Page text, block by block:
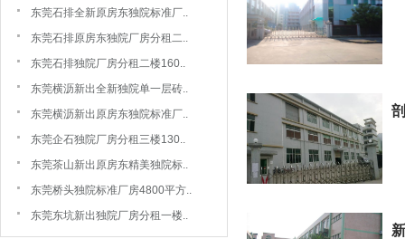
东莞石排全新原房东独院标准厂..
东莞石排原房东独院厂房分租二..
东莞石排独院厂房分租二楼160..
东莞横沥新出全新独院单一层砖..
东莞横沥新出原房东独院标准厂..
东莞企石独院厂房分租三楼130..
东莞茶山新出原房东精美独院标..
东莞桥头独院标准厂房4800平方..
东莞东坑新出独院厂房分租一楼..